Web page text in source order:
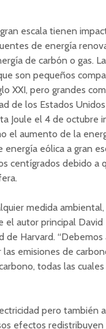
escala tienen
de energía
de carbón o gas.
son pequeños
XXI, pero grandes
de los Estados
Joule el 4 de octubre
el aumento de la
eólica a gran
centígrados debido a
medida
el autor principal
de Harvard.
emisiones de
todas las
pero también
efectos